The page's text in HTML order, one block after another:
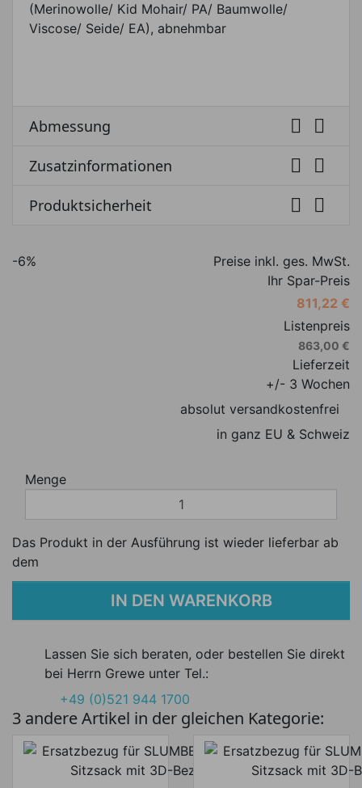
(Merinowolle/ Kid Mohair/ PA/ Baumwolle/
Viscose/ Seide/ EA), abnehmbar
Abmessung  
Zusatzinformationen  
Produktsicherheit  
-6%
Preise inkl. ges. MwSt.
Ihr Spar-Preis
811,22 €
Listenpreis
863,00 €
Lieferzeit
+/- 3 Wochen
absolut versandkostenfrei
in ganz EU & Schweiz
Menge
Das Produkt in der Ausführung ist wieder lieferbar ab
dem
IN DEN WARENKORB
Lassen Sie sich beraten, oder bestellen Sie direkt
bei Herrn Grewe unter Tel.:
+49 (0)521 944 1700
3 andere Artikel in der gleichen Kategorie: